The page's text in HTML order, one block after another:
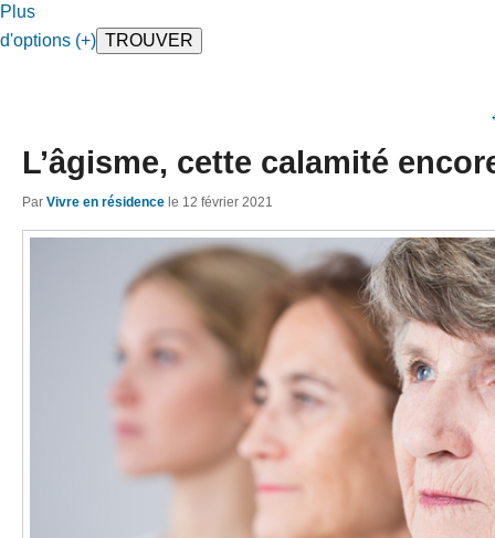
Plus
d'options (+)
L’âgisme, cette calamité
Par Vivre en résidence le 12 février 2021